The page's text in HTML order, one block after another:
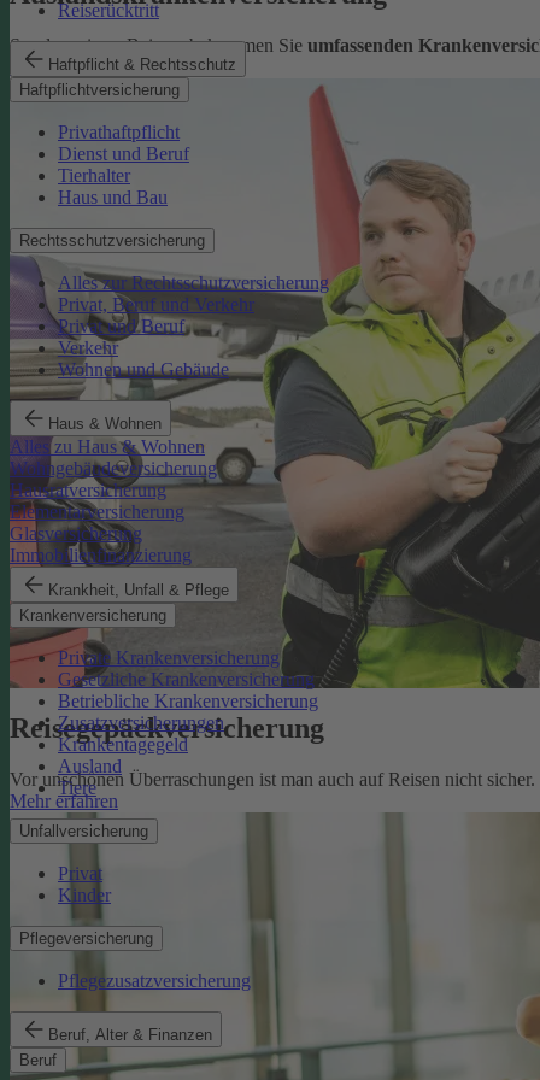
Reiserücktritt
Haftpflicht & Rechtsschutz
Haftpflichtversicherung
Privathaftpflicht
Dienst und Beruf
Tierhalter
Haus und Bau
Rechtsschutzversicherung
Alles zur Rechtsschutzversicherung
Privat, Beruf und Verkehr
Privat und Beruf
Verkehr
Wohnen und Gebäude
Haus & Wohnen
Alles zu Haus & Wohnen
Wohngebäudeversicherung
Hausratversicherung
Elementarversicherung
Glasversicherung
Immobilienfinanzierung
Krankheit, Unfall & Pflege
Krankenversicherung
Private Krankenversicherung
Gesetzliche Krankenversicherung
Betriebliche Krankenversicherung
Zusatzversicherungen
Krankentagegeld
Ausland
Tiere
Unfallversicherung
Privat
Kinder
Pflegeversicherung
Pflegezusatzversicherung
Beruf, Alter & Finanzen
Beruf
Sorglos reisen: Bei uns bekommen Sie umfassenden
Mehr erfahren
Reisegepäckversicherung
Vor unschönen Überraschungen ist man auch auf Reisen nicht
Mehr erfahren